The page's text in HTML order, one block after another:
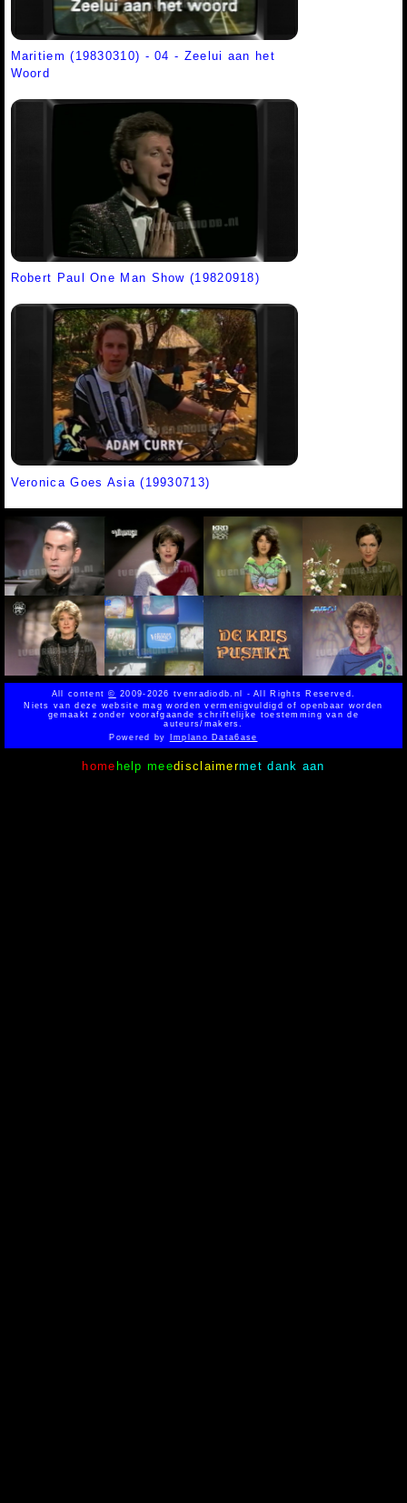
Maritiem (19830310) - 04 - Zeelui aan het
Woord
Robert Paul One Man Show (19820918)
Veronica Goes Asia (19930713)
All content© 2009-2026 tvenradiodb.nl - All Rights Reserved.
Niets van deze website mag worden vermenigvuldigd of openbaar worden
gemaakt zonder voorafgaande schriftelijke toestemming van de
auteurs/makers.
Powered byImplano Data6ase
home help meedisclaimermet dank aan